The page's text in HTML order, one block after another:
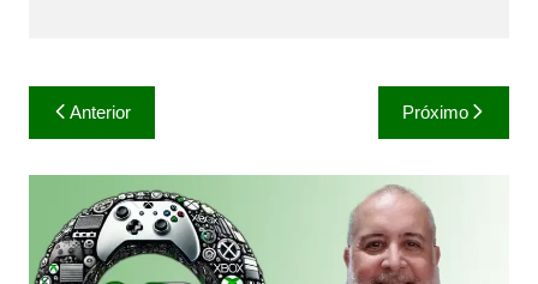
Navegação
de
Post
Anterior Próximo